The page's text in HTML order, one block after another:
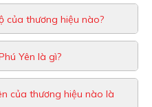
của thương hiệu nào?
Yên là gì?
của thương hiệu nào là